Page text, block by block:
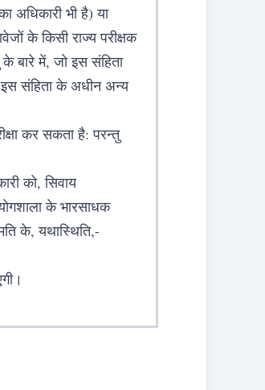
अधिकारी भी है) या
के किसी राज्य परीक्षक
के बारे में, जो इस संहिता
इस संहिता के अधीन अन्य
कर सकता है: परन्तु
को, सिवाय
के भारसाधक
के, यथास्थिति,-